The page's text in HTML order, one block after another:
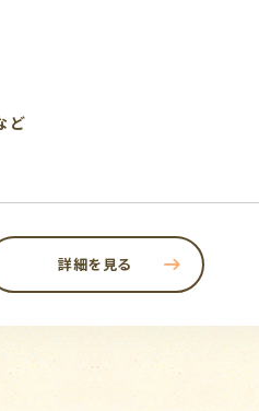
ど
詳細を見る